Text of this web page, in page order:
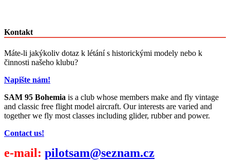
Kontakt
Máte-li jakýkoliv dotaz k létání s historickými modely nebo k
činnosti našeho klubu?
Napište nám!
SAM 95 Bohemia is a club whose members make and fly vintage
and classic free flight model aircraft. Our interests are varied and
together we fly most classes including glider, rubber and power.
Contact us!
e-mail: pilotsam@seznam.cz